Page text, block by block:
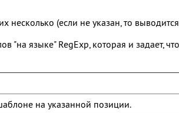
несколько (если не указан, то
"на языке" RegExp, которая и задает,
на указанной позиции.